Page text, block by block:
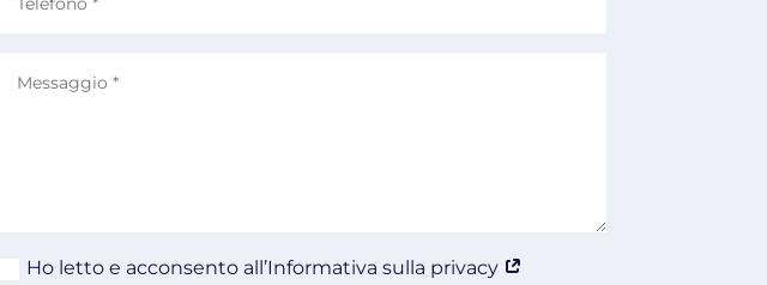
Ho letto e acconsento all’Informativa sulla privacy